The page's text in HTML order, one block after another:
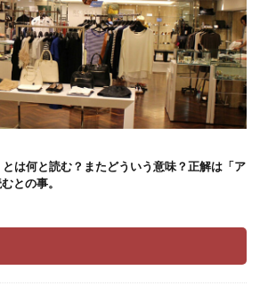
とは何と読む？またどういう意味？正解は「ア
との事。